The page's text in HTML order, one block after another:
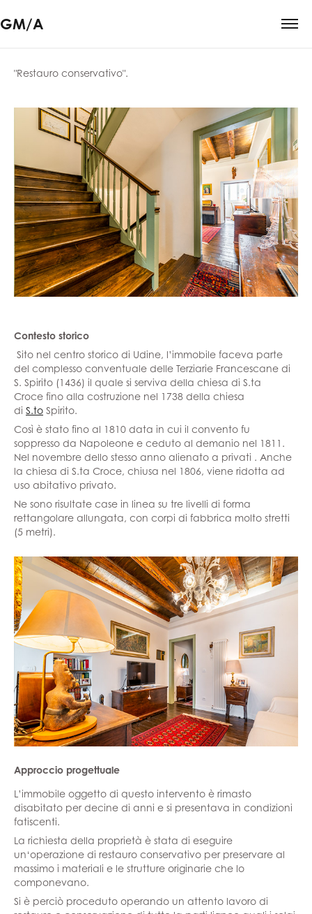
GM/A
"Restauro conservativo".
Contesto storico
Sito nel centro storico di Udine, l’immobile faceva parte
del complesso conventuale delle Terziarie Francescane di
S. Spirito (1436) il quale si serviva della chiesa di S.ta
Croce fino alla costruzione nel 1738 della chiesa
di S.to Spirito.
Così è stato fino al 1810 data in cui il convento fu
soppresso da Napoleone e ceduto al demanio nel 1811.
Nel novembre dello stesso anno alienato a privati . Anche
la chiesa di S.ta Croce, chiusa nel 1806, viene ridotta ad
uso abitativo privato.
Ne sono risultate case in linea su tre livelli di forma
rettangolare allungata, con corpi di fabbrica molto stretti
(5 metri).
Approccio progettuale
L’immobile oggetto di questo intervento è rimasto
disabitato per decine di anni e si presentava in condizioni
fatiscenti.
La richiesta della proprietà è stata di eseguire
un‘operazione di restauro conservativo per preservare al
massimo i materiali e le strutture originarie che lo
componevano.
Si è perciò proceduto operando un attento lavoro di